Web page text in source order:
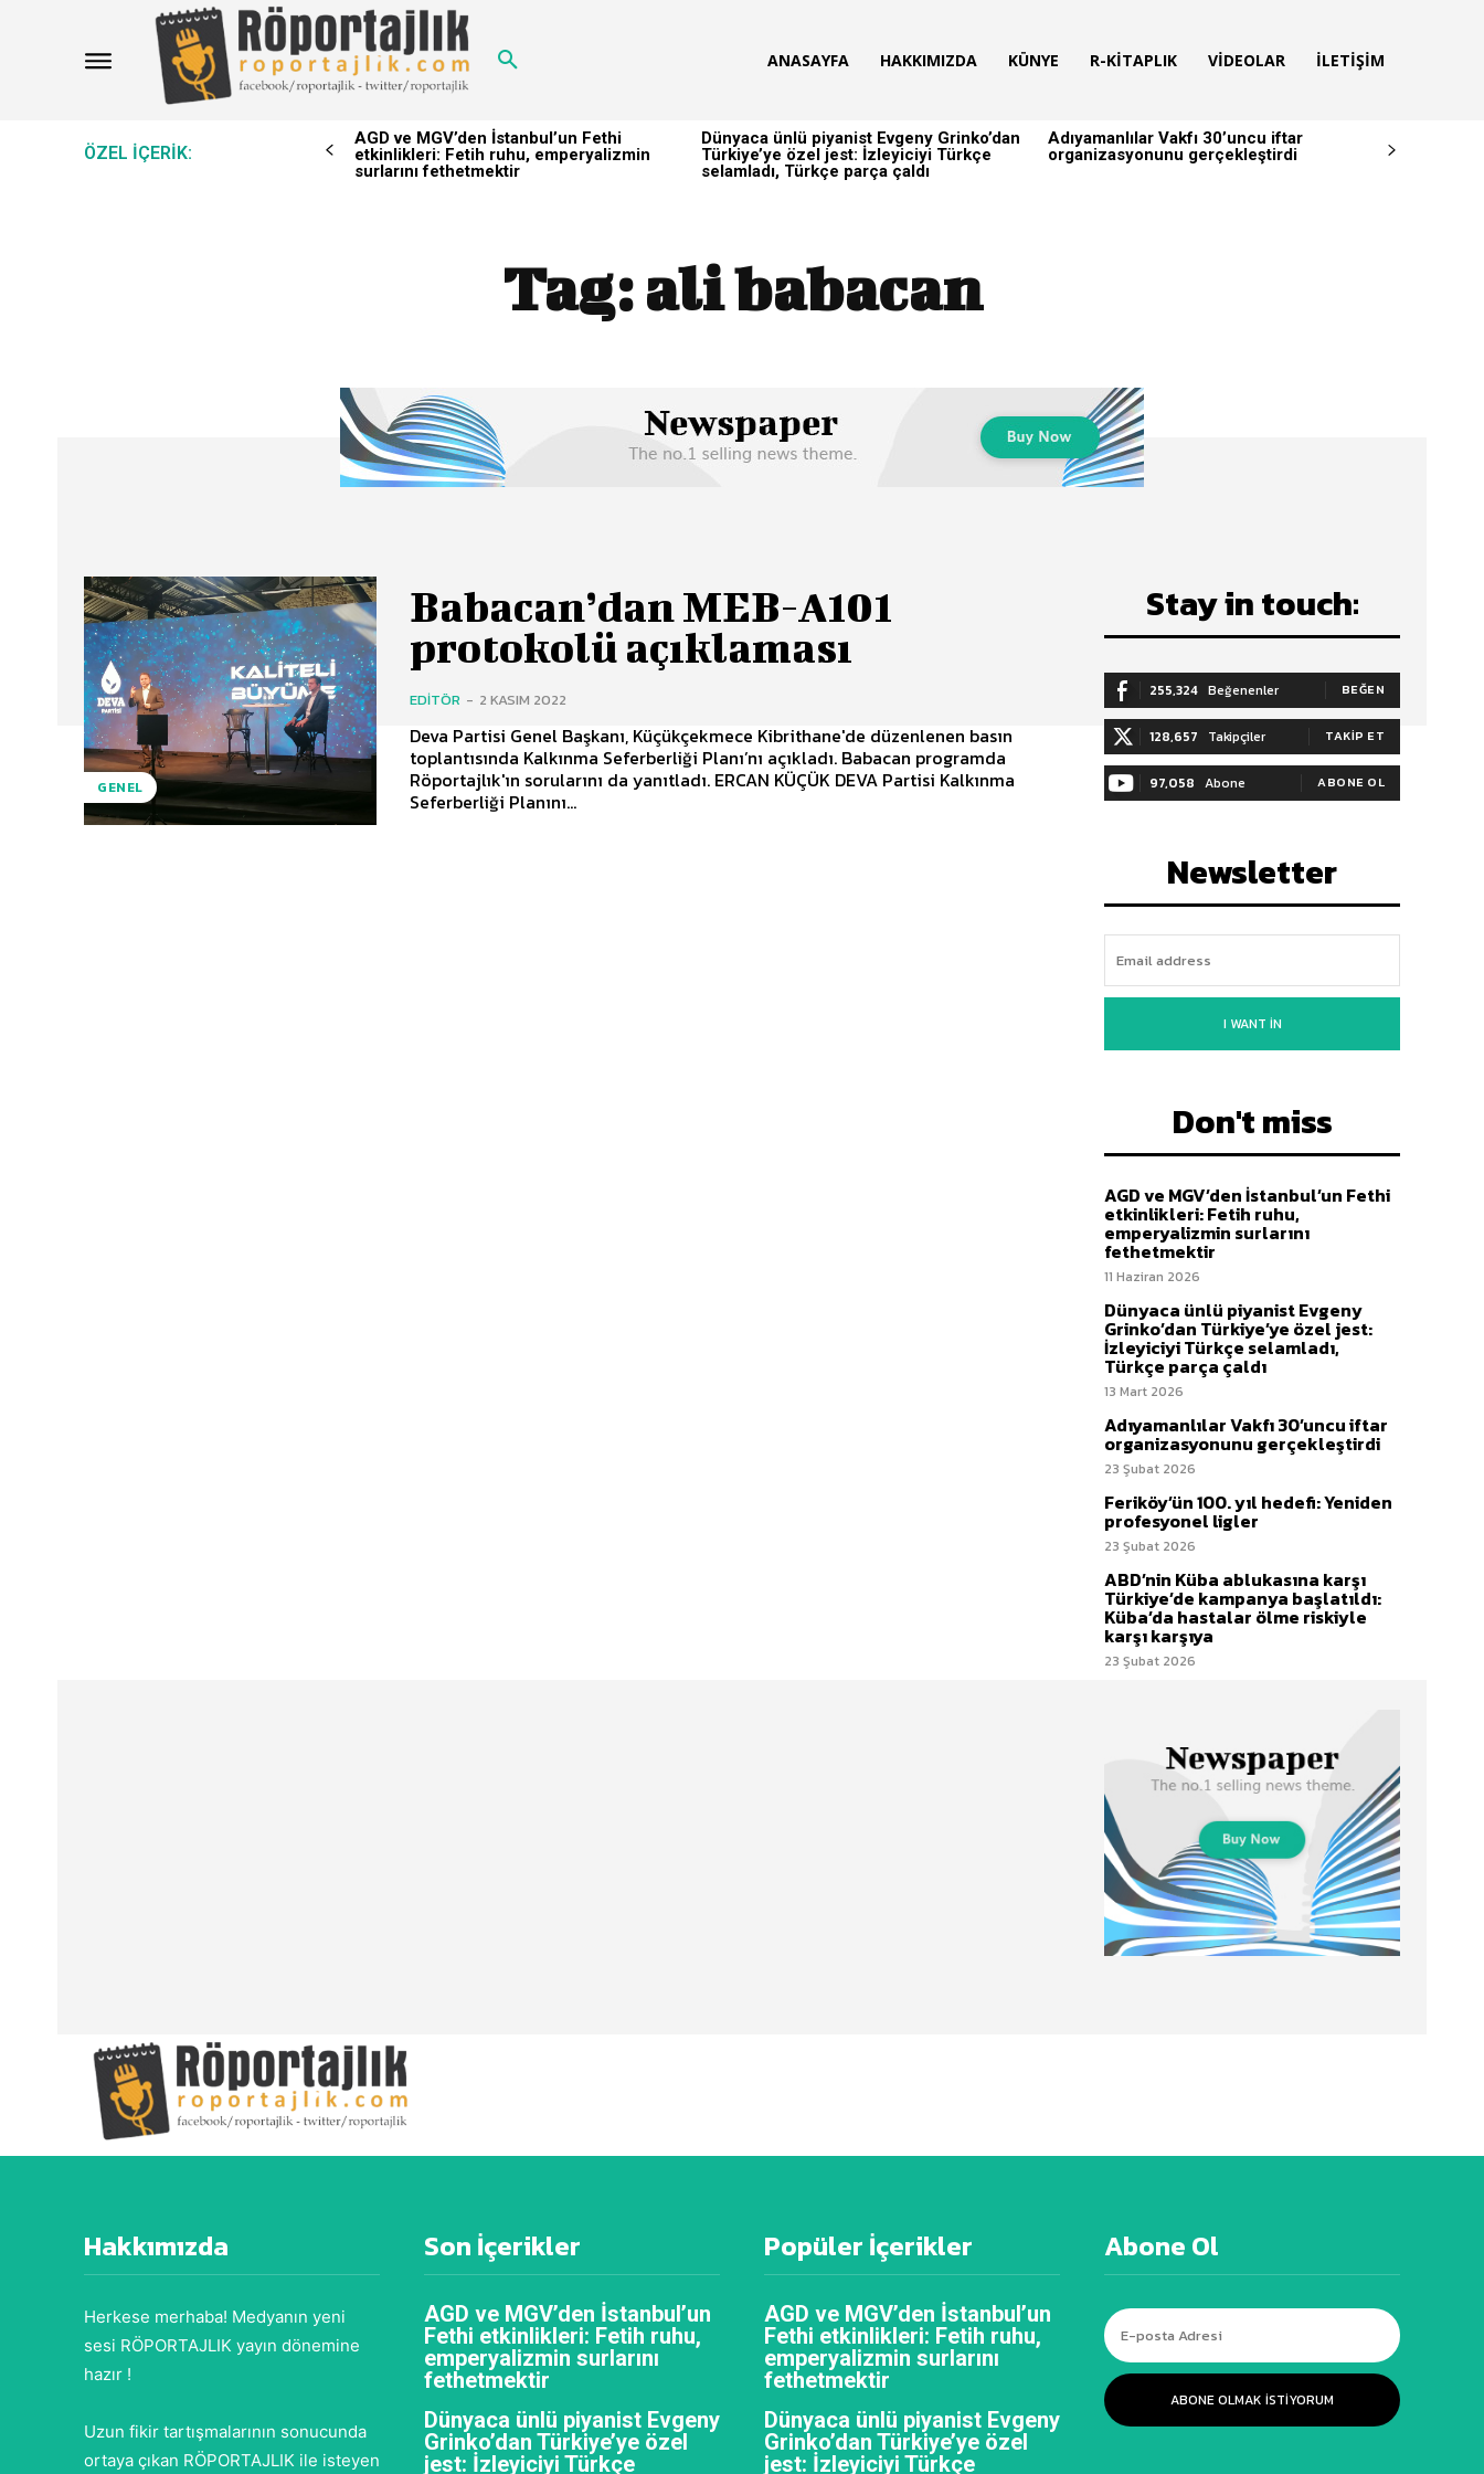
ANASAYFA HAKKIMIZDA KÜNYE R-KITAPLIK VIDEOLAR İLETIŞIM
ÖZEL IÇERIK:
AGD ve MGV’den İstanbul’un Fethi
etkinlikleri: Fetih ruhu, emperyalizmin
surlarını fethetmektir
Dünyaca ünlü piyanist Evgeny Grinko’dan
Türkiye’ye özel jest: İzleyiciyi Türkçe
selamladı, Türkçe parça çaldı
Adıyamanlılar Vakfı 30’uncu iftar
organizasyonunu gerçekleştirdi
Tag:ali babacan
GENEL
Babacan’dan MEB-A101
protokolü açıklaması
EDITÖR - 2 KASIM 2022
Deva Partisi Genel Başkanı, Küçükçekmece Kibrithane'de düzenlenen basın
toplantısında Kalkınma Seferberliği Planı’nı açıkladı. Babacan programda
Röportajlık'ın sorularını da yanıtladı. ERCAN KÜÇÜK DEVA Partisi Kalkınma
Seferberliği Planını...
Stay in touch:
255,324 Beğenenler BEĞEN
128,657 Takipçiler TAKIP ET
97,058 Abone ABONE OL
Newsletter
I WANT IN
Don't miss
AGD ve MGV’den İstanbul’un Fethi
etkinlikleri: Fetih ruhu,
emperyalizmin surlarını
fethetmektir
11 Haziran 2026
Dünyaca ünlü piyanist Evgeny
Grinko’dan Türkiye’ye özel jest:
İzleyiciyi Türkçe selamladı,
Türkçe parça çaldı
13 Mart 2026
Adıyamanlılar Vakfı 30’uncu iftar
organizasyonunu gerçekleştirdi
23 Şubat 2026
Feriköy’ün 100. yıl hedefi: Yeniden
profesyonel ligler
23 Şubat 2026
ABD’nin Küba ablukasına karşı
Türkiye’de kampanya başlatıldı:
Küba’da hastalar ölme riskiyle
karşı karşıya
23 Şubat 2026
Hakkımızda
Herkese merhaba! Medyanın yeni
sesi RÖPORTAJLIK yayın dönemine
hazır !
Uzun fikir tartışmalarının sonucunda
ortaya çıkan RÖPORTAJLIK ile isteyen
Son İçerikler
AGD ve MGV’den İstanbul’un
Fethi etkinlikleri: Fetih ruhu,
emperyalizmin surlarını
fethetmektir
Dünyaca ünlü piyanist Evgeny
Grinko’dan Türkiye’ye özel
jest: İzleyiciyi Türkçe
Popüler İçerikler
AGD ve MGV’den İstanbul’un
Fethi etkinlikleri: Fetih ruhu,
emperyalizmin surlarını
fethetmektir
Dünyaca ünlü piyanist Evgeny
Grinko’dan Türkiye’ye özel
jest: İzleyiciyi Türkçe
Abone Ol
ABONE OLMAK ISTIYORUM